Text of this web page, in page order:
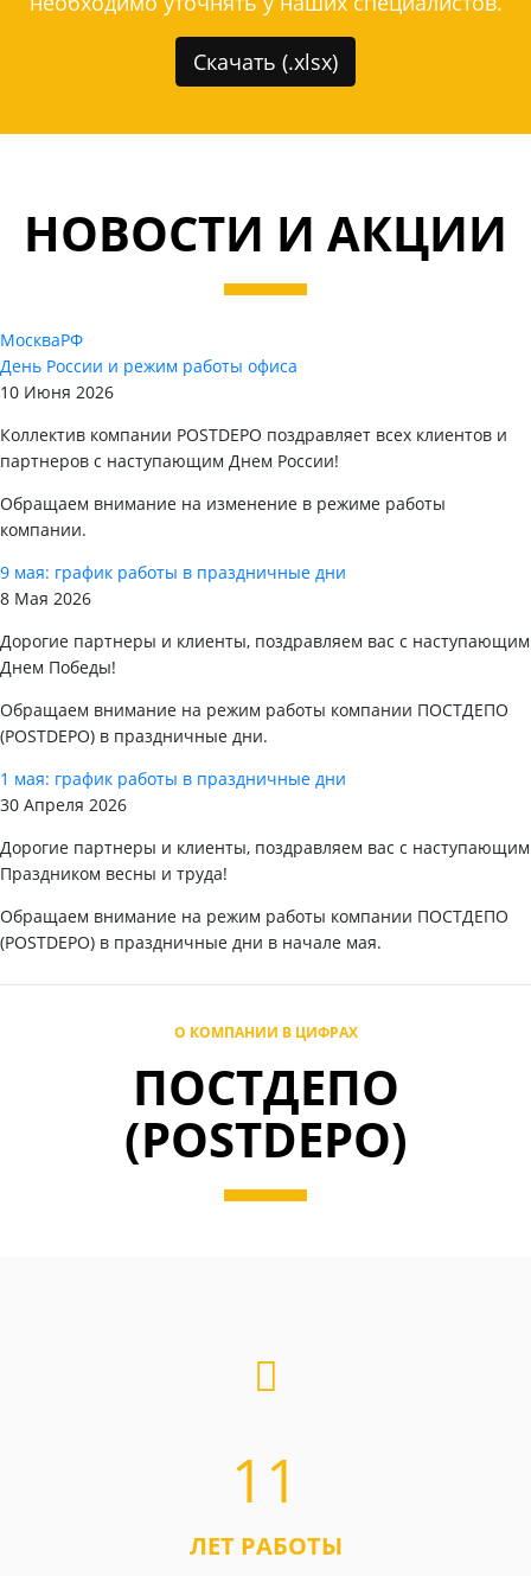
Скачать (.xlsx)
НОВОСТИ И АКЦИИ
МоскваРФ
День России и режим работы офиса
10 Июня 2026
Коллектив компании POSTDEPO поздравляет всех клиентов и
партнеров с наступающим Днем России!
Обращаем внимание на изменение в режиме работы
компании.
9 мая: график работы в праздничные дни
8 Мая 2026
Дорогие партнеры и клиенты, поздравляем вас с наступающим
Днем Победы!
Обращаем внимание на режим работы компании ПОСТДЕПО
(POSTDEPO) в праздничные дни.
1 мая: график работы в праздничные дни
30 Апреля 2026
Дорогие партнеры и клиенты, поздравляем вас с наступающим
Праздником весны и труда!
Обращаем внимание на режим работы компании ПОСТДЕПО
(POSTDEPO) в праздничные дни в начале мая.
О КОМПАНИИ В ЦИФРАХ
ПОСТДЕПО
(POSTDEPO)
11
ЛЕТ РАБОТЫ